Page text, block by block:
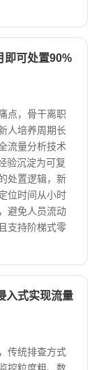
即可处置90%
点，骨干离职
人培养周期长
流量分析技术
验沉淀为可复
处置逻辑，新
位时间从小时
避免人员流动
支持阶梯式零
入式实现流量
传统排查方式